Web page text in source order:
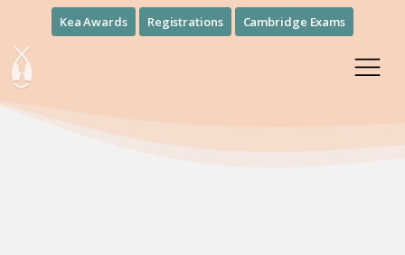
Kea Awards Registrations Cambridge Exams